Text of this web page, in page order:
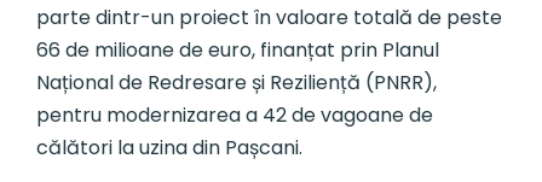
parte dintr-un proiect în valoare totală de peste
66 de milioane de euro, finanțat prin Planul
Național de Redresare și Reziliență (PNRR),
pentru modernizarea a 42 de vagoane de
călători la uzina din Pașcani.